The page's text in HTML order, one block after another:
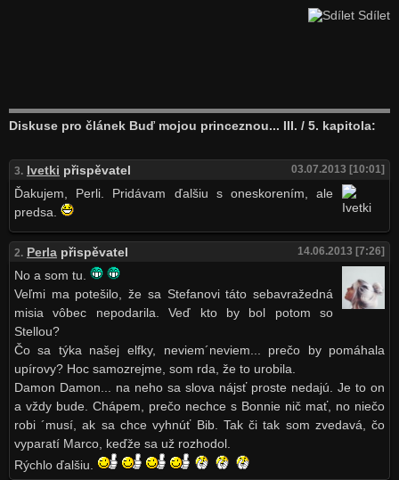
Sdílet
Diskuse pro článek Buď mojou princeznou... III. / 5. kapitola:
3. Ivetki přispěvatel 03.07.2013 [10:01]
Ďakujem, Perli. Pridávam ďalšiu s oneskorením, ale
predsa.
2. Perlapřispěvatel 14.06.2013 [7:26]
No a som tu.
Veľmi ma potešilo, že sa Stefanovi táto sebavražedná
misia vôbec nepodarila. Veď kto by bol potom so
Stellou?
Čo sa týka našej elfky, neviem´neviem... prečo by pomáhala
upírovy? Hoc samozrejme, som rda, že to urobila.
Damon Damon... na neho sa slova nájsť proste nedajú. Je to on
a vždy bude. Chápem, prečo nechce s Bonnie nič mať, no niečo
robi ´musí, ak sa chce vyhnúť Bib. Tak či tak som zvedavá, čo
vyparatí Marco, keďže sa už rozhodol.
Rýchlo ďalšiu.